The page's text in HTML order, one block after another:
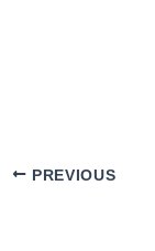
PREVIOUS